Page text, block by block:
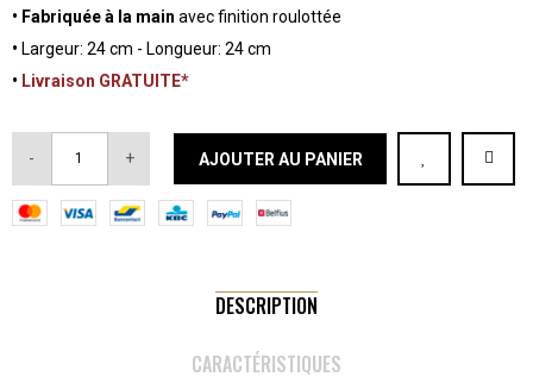
• Fabriquée à la main avec finition roulottée
• Largeur: 24 cm - Longueur: 24 cm
• Livraison GRATUITE*
- + AJOUTER AU PANIER
DESCRIPTION
CARACTÉRISTIQUES